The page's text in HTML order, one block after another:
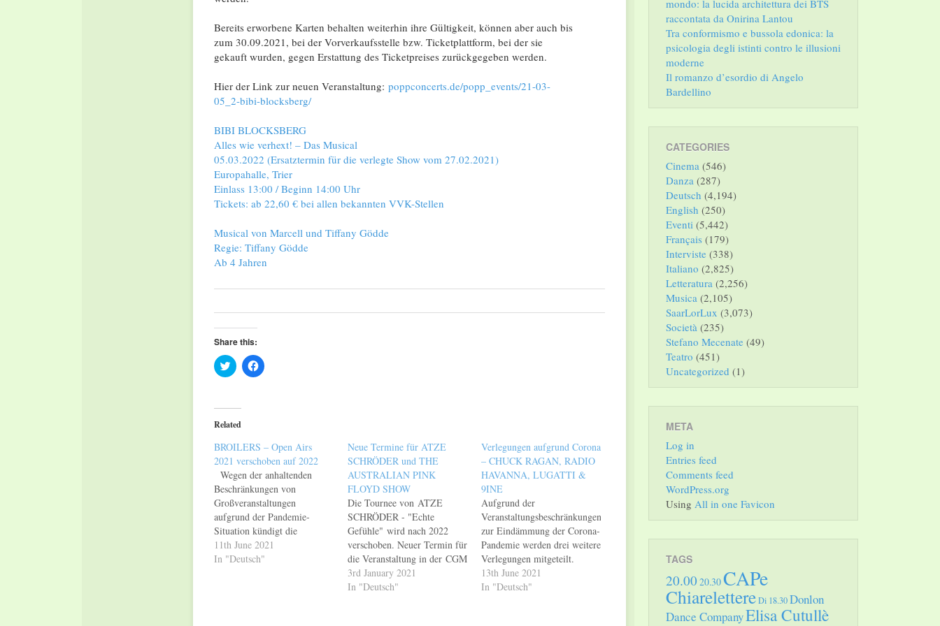
Bereits erworbene Karten behalten weiterhin ihre Gültigkeit, können aber auch bis
zum 30.09.2021, bei der Vorverkaufsstelle bzw. Ticketplattform, bei der sie
gekauft wurden, gegen Erstattung des Ticketpreises zurückgegeben werden.
Hier der Link zur neuen Veranstaltung: poppconcerts.de/popp_events/21-03-
05_2-bibi-blocksberg/
BIBI BLOCKSBERG
Alles wie verhext! – Das Musical
05.03.2022 (Ersatztermin für die verlegte Show vom 27.02.2021)
Europahalle, Trier
Einlass 13:00 / Beginn 14:00 Uhr
Tickets: ab 22,60 € bei allen bekannten VVK-Stellen
Musical von Marcell und Tiffany Gödde
Regie: Tiffany Gödde
Ab 4 Jahren
Share this:
Click
to
(Opens
in
new
Click
to
Related
BROILERS – Open Airs
2021 verschoben auf 2022
Wegen der anhaltenden
Beschränkungen von
Großveranstaltungen
aufgrund der Pandemie-
Situation kündigt die
Düsseldorfer Band
BROILERS die Verlegung
11th June 2021
In "Deutsch"
Neue Termine für ATZE
SCHRÖDER und THE
AUSTRALIAN PINK
FLOYD SHOW
Die Tournee von ATZE
SCHRÖDER - "Echte
Gefühle" wird nach 2022
verschoben. Neuer Termin für
die Veranstaltung in der CGM
Arena, Koblenz (ursprünglich
22.01.2021) ist
3rd January 2021
In "Deutsch"
Verlegungen aufgrund Corona
– CHUCK RAGAN, RADIO
HAVANNA, LUGATTI &
9INE
Aufgrund der
Veranstaltungsbeschränkungen
zur Eindämmung der Corona-
Pandemie werden drei weitere
Verlegungen mitgeteilt.
CHUCK RAGAN in
der Garage/Saarbrücken wird
13th June 2021
In "Deutsch"
mondo: la lucida architettura dei BTS
raccontata da Onirina Lantou
Tra conformismo e bussola edonica: la
psicologia degli istinti contro le illusioni
moderne
Il romanzo d’esordio di Angelo
Bardellino
CATEGORIES
Cinema (546)
Danza (287)
Deutsch (4,194)
English (250)
Eventi (5,442)
Français (179)
Interviste (338)
Italiano (2,825)
Letteratura (2,256)
Musica (2,105)
SaarLorLux (3,073)
Società (235)
Stefano Mecenate (49)
Teatro (451)
Uncategorized (1)
META
Log in
Entries feed
Comments feed
WordPress.org
Using All in one Favicon
TAGS
20.00 20.30CAPe
ChiarelettereDi 18.30Donlon
Dance CompanyElisa Cutullè